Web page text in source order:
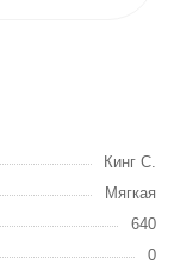
Кинг С.
Мягкая
640
0